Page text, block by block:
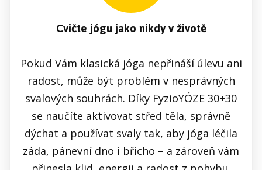
Cvičte jógu jako nikdy v životě
Pokud Vám klasická jóga nepřináší úlevu ani
radost, může být problém v nesprávných
svalových souhrách. Díky FyzioYÓZE 30+30
se naučíte aktivovat střed těla, správně
dýchat a používat svaly tak, aby jóga léčila
záda, pánevní dno i břicho – a zároveň vám